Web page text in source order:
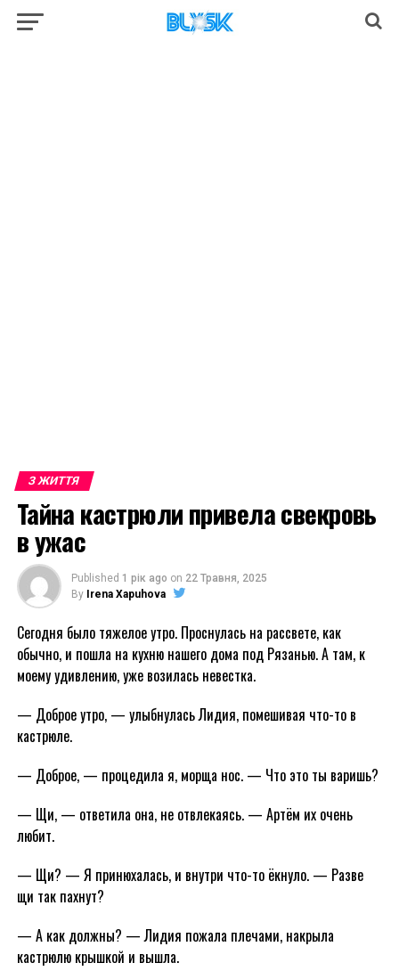
З ЖИТТЯ
Тайна кастрюли привела свекровь
в ужас
Published 1 рік ago on 22 Травня, 2025
By Irena Xapuhova
Сегодня было тяжелое утро. Проснулась на рассвете, как
обычно, и пошла на кухню нашего дома под Рязанью. А там, к
моему удивлению, уже возилась невестка.
— Доброе утро, — улыбнулась Лидия, помешивая что-то в
кастрюле.
— Доброе, — процедила я, морща нос. — Что это ты варишь?
— Щи, — ответила она, не отвлекаясь. — Артём их очень
любит.
— Щи? — Я принюхалась, и внутри что-то ёкнуло. — Разве
щи так пахнут?
— А как должны? — Лидия пожала плечами, накрыла
кастрюлю крышкой и вышла.